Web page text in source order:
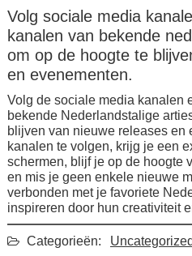
Volg sociale media
kanalen van bekende
om op de hoogte te
en evenementen.
Volg de sociale media kanalen
bekende Nederlandstalige
blijven van nieuwe releases en
kanalen te volgen, krijg je een
schermen, blijf je op de hoogte
en mis je geen enkele nieuwe
verbonden met je favoriete
inspireren door hun creativiteit
Categorieën: